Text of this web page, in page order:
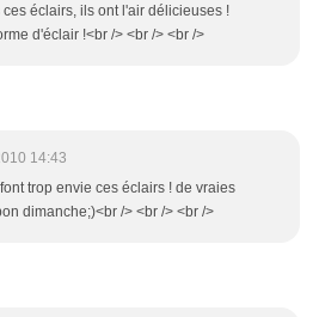
éclairs, ils ont l'air délicieuses !
d'éclair !<br /> <br /> <br />
14:43
trop envie ces éclairs ! de vraies
dimanche;)<br /> <br /> <br />